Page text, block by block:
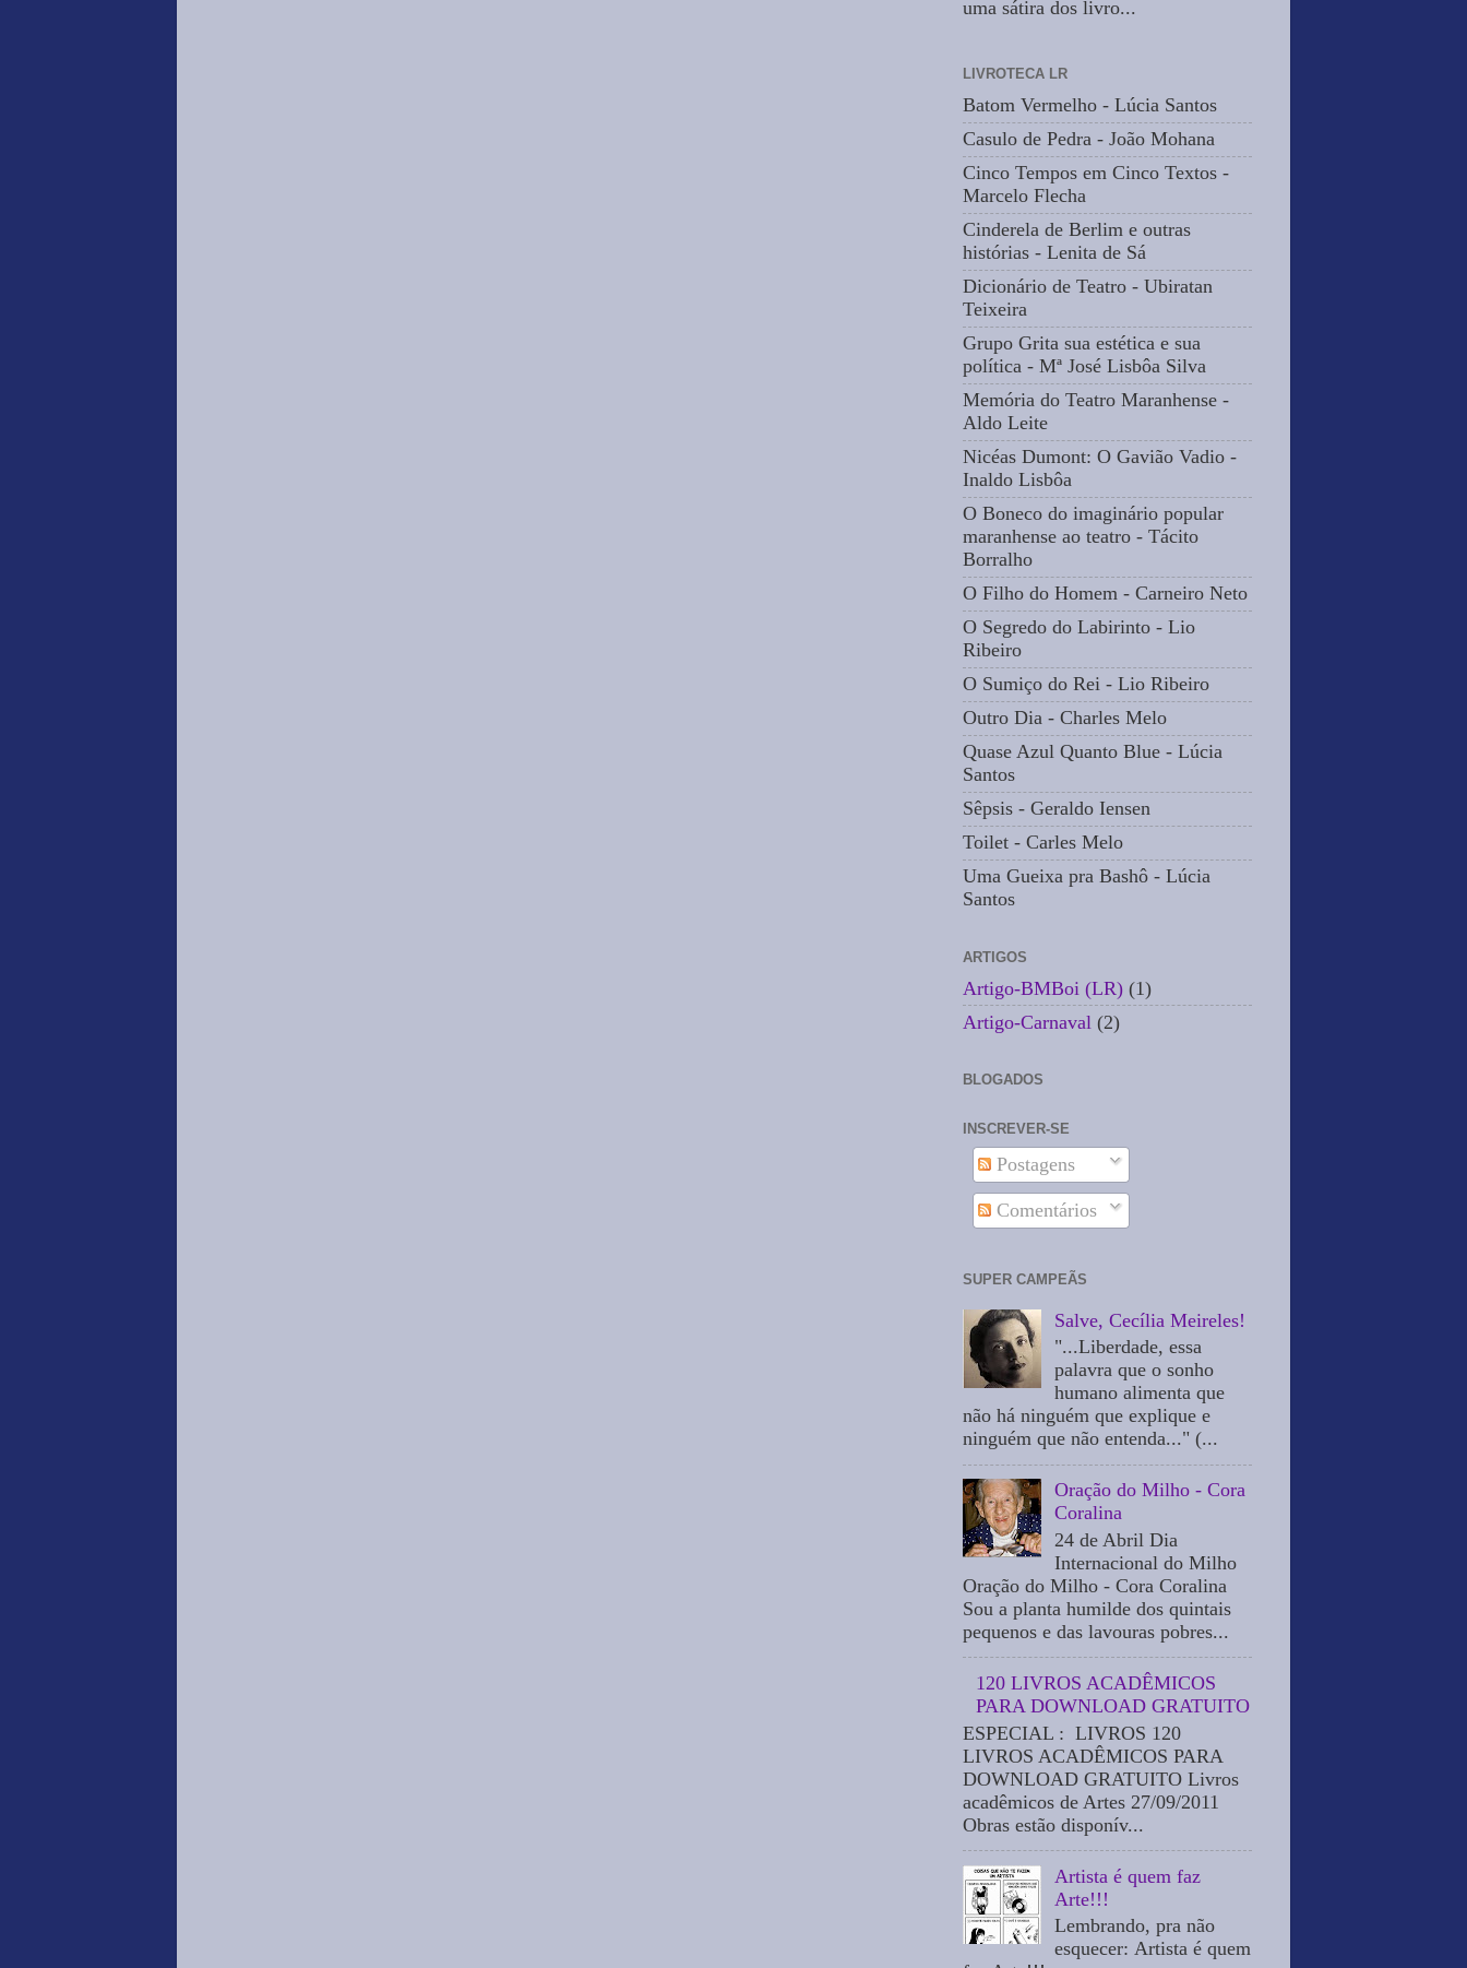
uma sátira dos livro...
LIVROTECA LR
Batom Vermelho - Lúcia Santos
Casulo de Pedra - João Mohana
Cinco Tempos em Cinco Textos -
Marcelo Flecha
Cinderela de Berlim e outras
histórias - Lenita de Sá
Dicionário de Teatro - Ubiratan
Teixeira
Grupo Grita sua estética e sua
política - Mª José Lisbôa Silva
Memória do Teatro Maranhense -
Aldo Leite
Nicéas Dumont: O Gavião Vadio -
Inaldo Lisbôa
O Boneco do imaginário popular
maranhense ao teatro - Tácito
Borralho
O Filho do Homem - Carneiro Neto
O Segredo do Labirinto - Lio
Ribeiro
O Sumiço do Rei - Lio Ribeiro
Outro Dia - Charles Melo
Quase Azul Quanto Blue - Lúcia
Santos
Sêpsis - Geraldo Iensen
Toilet - Carles Melo
Uma Gueixa pra Bashô - Lúcia
Santos
ARTIGOS
Artigo-BMBoi (LR) (1)
Artigo-Carnaval (2)
BLOGADOS
INSCREVER-SE
Postagens
Comentários
SUPER CAMPEÃS
Salve, Cecília Meireles!
"...Liberdade, essa
palavra que o sonho
humano alimenta que
não há ninguém que explique e
ninguém que não entenda..." (...
Oração do Milho - Cora
Coralina
24 de Abril Dia
Internacional do Milho
Oração do Milho - Cora Coralina
Sou a planta humilde dos quintais
pequenos e das lavouras pobres...
120 LIVROS ACADÊMICOS
PARA DOWNLOAD GRATUITO
ESPECIAL : LIVROS 120
LIVROS ACADÊMICOS PARA
DOWNLOAD GRATUITO Livros
acadêmicos de Artes 27/09/2011
Obras estão disponív...
Artista é quem faz
Arte!!!
Lembrando, pra não
esquecer: Artista é quem